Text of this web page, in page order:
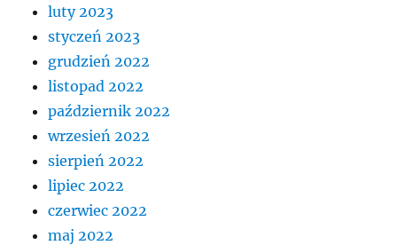
luty 2023
styczeń 2023
grudzień 2022
listopad 2022
październik 2022
wrzesień 2022
sierpień 2022
lipiec 2022
czerwiec 2022
maj 2022